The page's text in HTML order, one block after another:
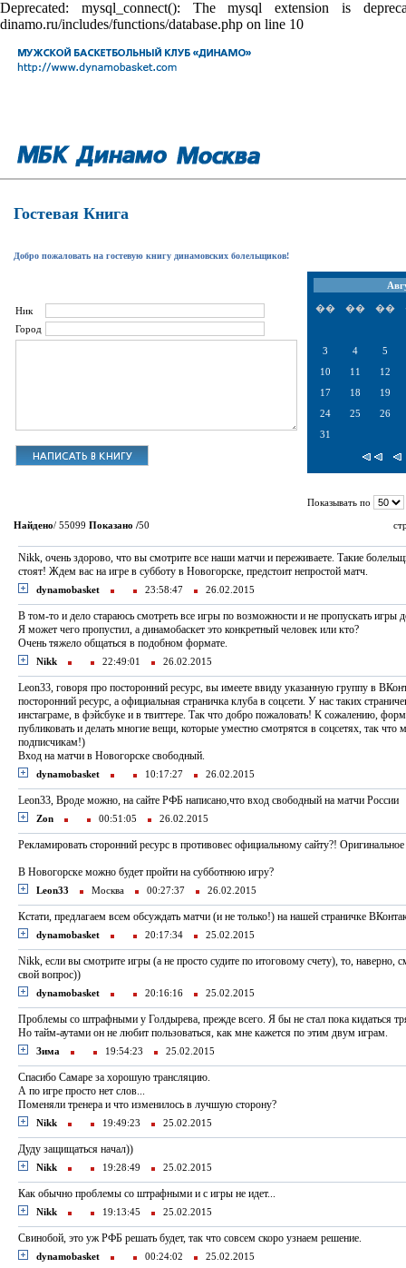
Deprecated: mysql_connect(): The mysql extension is
dinamo.ru/includes/functions/database.php on line 10
Гостевая Книга
Добро пожаловать на гостевую книгу динамовских болельщиков!
Ник
Город
�� �� ��
3 4
5
10
11
12
17
18
19
24
25
26
31
Показывать по
Найдено/ 55099 Показано /50
Nikk, очень здорово, что вы смотрите все наши матчи и переживаете. Такие
стоят! Ждем вас на игре в субботу в Новогорске, предстоит непростой матч.
dynamobasket 23:58:47 26.02.2015
В том-то и дело стараюсь смотреть все игры по возможности и не пропускать игры
Я может чего пропустил, а динамобаскет это конкретный человек или кто?
Очень тяжело общаться в подобном формате.
Nikk 22:49:01 26.02.2015
Leon33, говоря про посторонний ресурс, вы имеете ввиду указанную группу в
посторонний ресурс, а официальная страничка клуба в соцсети. У нас таких
инстаграме, в фэйсбуке и в твиттере. Так что добро пожаловать! К сожалению,
публиковать и делать многие вещи, которые уместно смотрятся в соцсетях, так
подписчикам!)
Вход на матчи в Новогорске свободный.
dynamobasket 10:17:27 26.02.2015
Leon33, Вроде можно, на сайте РФБ написано,что вход свободный на матчи России
Zon 00:51:05 26.02.2015
Рекламировать сторонний ресурс в противовес официальному сайту?!
В Новогорске можно будет пройти на субботнюю игру?
Leon33 Москва 00:27:37 26.02.2015
Кстати, предлагаем всем обсуждать матчи (и не только!) на нашей страничке
dynamobasket 20:17:34 25.02.2015
Nikk, если вы смотрите игры (а не просто судите по итоговому счету), то, наверно,
свой вопрос))
dynamobasket 20:16:16 25.02.2015
Проблемы со штрафными у Голдырева, прежде всего. Я бы не стал пока кидаться
Но тайм-аутами он не любит пользоваться, как мне кажется по этим двум играм.
Зима 19:54:23 25.02.2015
Спасибо Самаре за хорошую трансляцию.
А по игре просто нет слов...
Поменяли тренера и что изменилось в лучшую сторону?
Nikk 19:49:23 25.02.2015
Дуду защищаться начал))
Nikk 19:28:49 25.02.2015
Как обычно проблемы со штрафными и с игры не идет...
Nikk 19:13:45 25.02.2015
Свинобой, это уж РФБ решать будет, так что совсем скоро узнаем решение.
dynamobasket 00:24:02 25.02.2015